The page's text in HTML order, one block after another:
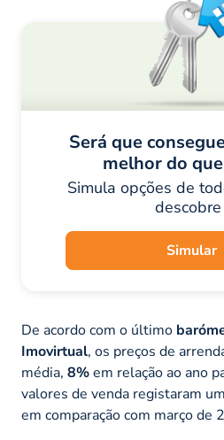
Será que
melhor do
Simula opções de
descobre
Simular
De acordo com o último
Imovirtual, os preços de
média, 8%em relação ao ano
valores de venda registaram
em comparação com março de